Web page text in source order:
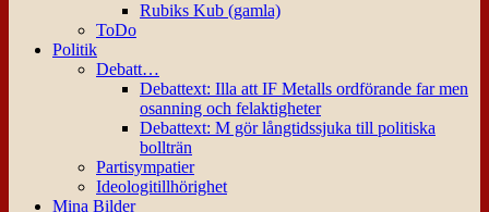
Rubiks Kub (gamla)
ToDo
Politik
Debatt…
Debattext: Illa att IF Metalls ordförande far men
osanning och felaktigheter
Debattext: M gör långtidssjuka till politiska
bollträn
Partisympatier
Ideologitillhörighet
Mina Bilder